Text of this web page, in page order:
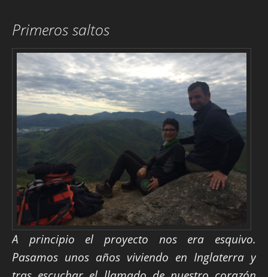
Primeros saltos
A principio el proyecto nos era esquivo.
Pasamos unos años viviendo en Inglaterra y